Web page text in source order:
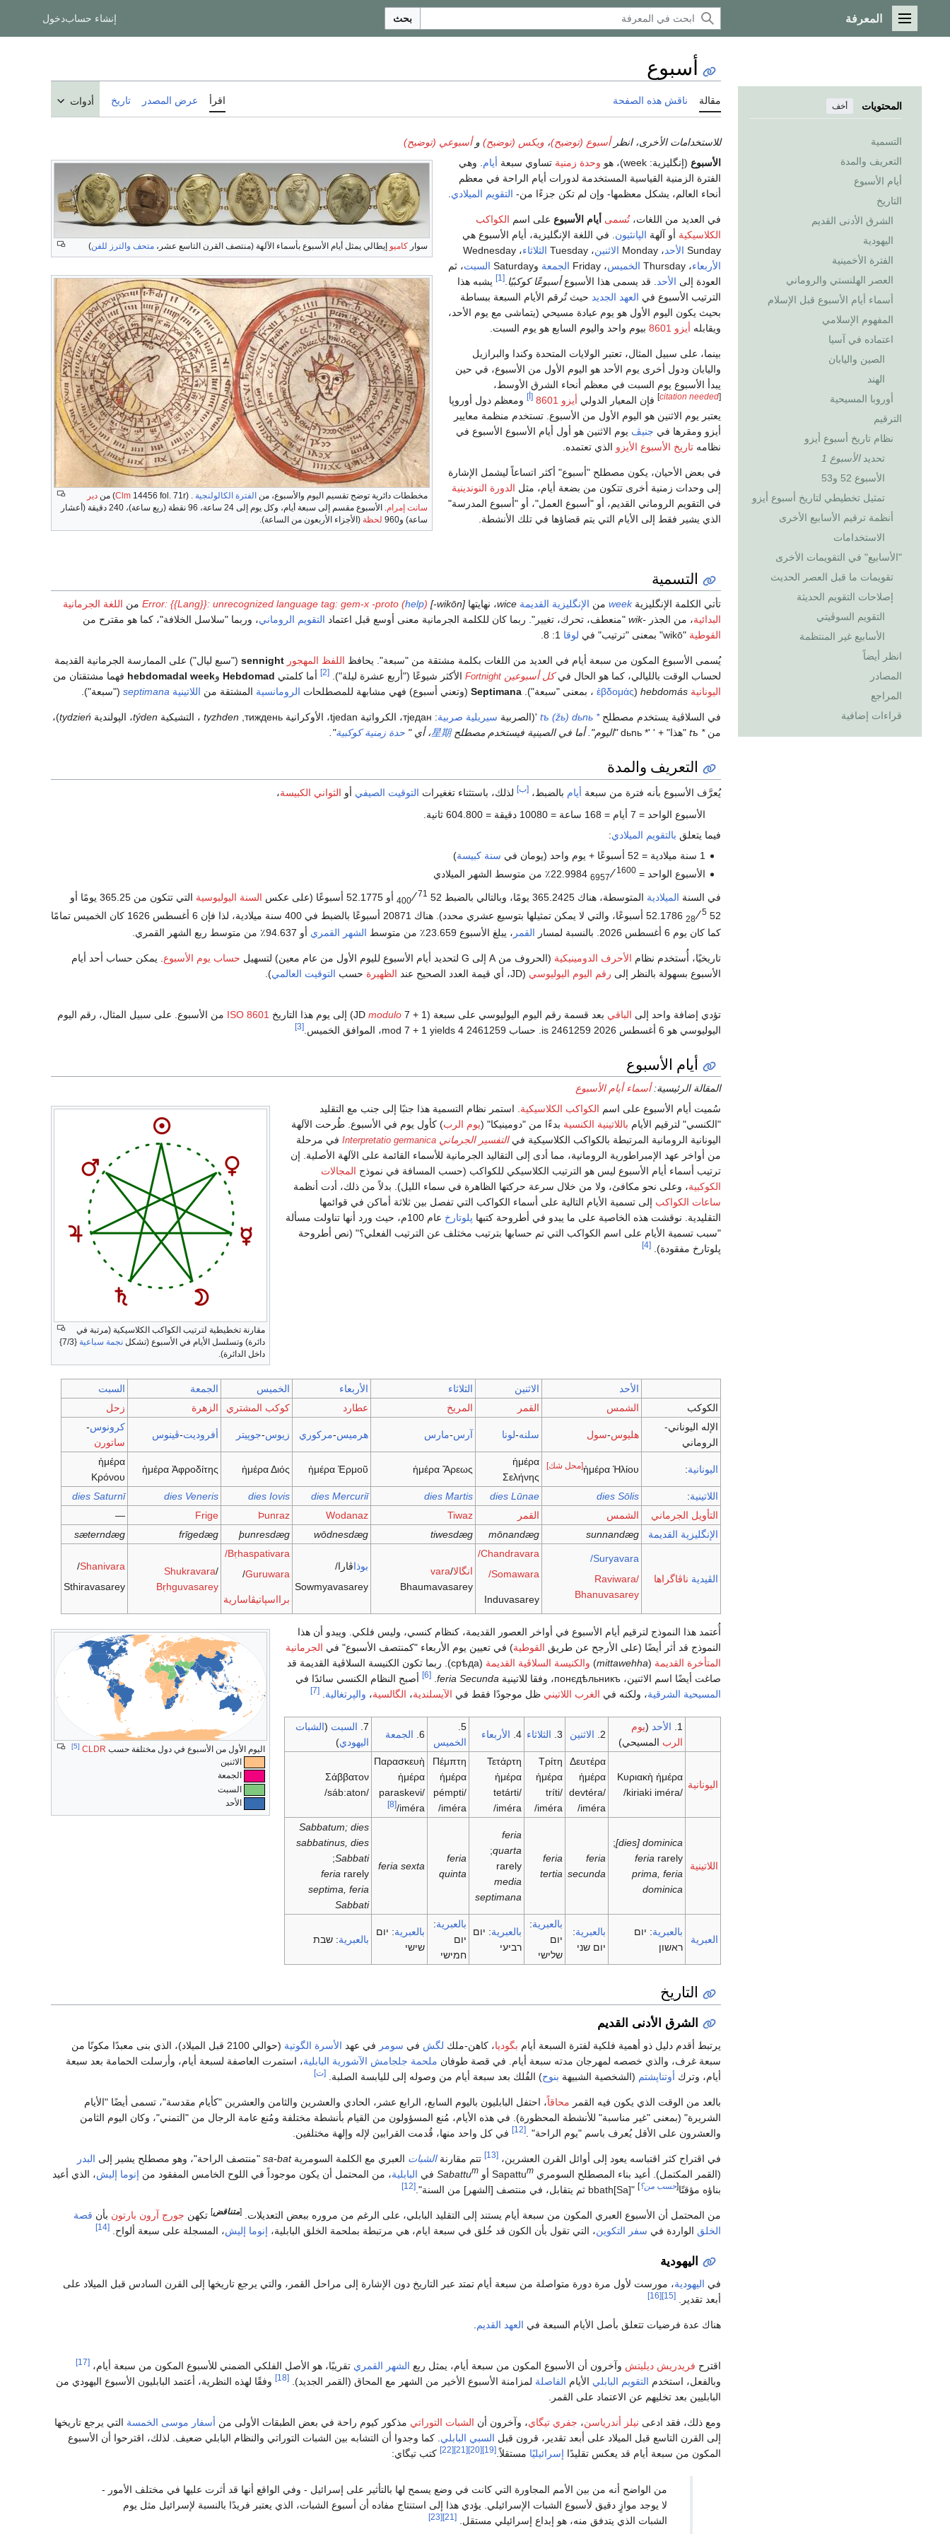
القائمة الرئيسية
المعرفة بحث إنشاء حسابدخول
المحتويات أخف
التسمية
التعريف والمدة
أيام الأسبوع
التاريخ
الشرق الأدنى القديم
اليهودية
الفترة الأخمينية
العصر الهلنستي والروماني
أسماء أيام الأسبوع قبل الإسلام
المفهوم الإسلامي
اعتماده في آسيا
الصين واليابان
الهند
أوروبا المسيحية
الترقيم
نظام تاريخ أسبوع أيزو
تحديدالأسبوع 1
الأسبوع 52 و53
تمثيل تخطيطي لتاريخ أسبوع أيزو
أنظمة ترقيم الأسابيع الأخرى
الاستخدامات
"الأسابيع" في التقويمات الأخرى
تقويمات ما قبل العصر الحديث
إصلاحات التقويم الحديثة
التقويم السوڤيتي
الأسابيع غير المنتظمة
انظر أيضاً
المصادر
المراجع
قراءات إضافية
أسبوع
مقالة ناقش هذه الصفحة اقرأ عرض المصدر تاريخ أدوات
للاستخدامات الأخرى، انظرأسبوع (توضيح)، ويكس (توضيح) وأسبوعي (توضيح)
سوار كاميو إيطالي يمثل أيام الأسبوع بأسماء الآلهة (منتصف القرن التاسع عشر، متحف والترز للفن)
مخططات دائرية توضح تقسيم اليوم والأسبوع، من الفترة الكالولنجية . (
Clm 14456 fol. 71r) من
دير
سانت إمرام
. الأسبوع مقسم إلى سبعة أيام، وكل يوم إلى 24 ساعة، 96 نقطة (ربع ساعة)، 240 دقيقة (أعشار
ساعة) و960
لحظة (الأجزاء الأربعون من الساعة).
الأسبوع (إنگليزية: week)، هو وحدة زمنية تساوي سبعة أيام . وهي
الفترة الزمنية القياسية المستخدمة لدورات أيام الراحة في معظم
أنحاء العالم، يشكل معظمها- وإن لم تكن جزءًا من- التقويم الميلادي
في العديد من اللغات،تُسمى أيام الأسبوع على اسم الكواكب
الكلاسيكية أو آلهة الپانثيون . في اللغة الإنگليزية، أيام الأسبوع هي
Sunday الأحد، Monday الاثنين، Tuesday الثلاثاء، Wednesday
الأربعاء، Thursday الخميس، Friday الجمعة وSaturday السبت، ثم
العودة إلى الأحد . قد يسمى هذا الأسبوعأسبوعًا كوكبيًا [1]
يشبه هذا
الترتيب الأسبوع في العهد الجديد حيث تُرقم الأيام السبعة ببساطة
بحيث يكون اليوم الأول هو يوم عبادة مسيحي (يتماشى مع يوم الأحد،
ويقابله أيزو 8601 بيوم واحد واليوم السابع هو يوم السبت.
بينما، على سبيل المثال، تعتبر الولايات المتحدة وكندا والبرازيل
واليابان ودول أخرى يوم الأحد هو اليوم الأول من الأسبوع، في حين
يبدأ الأسبوع يوم السبت في معظم أنحاء الشرق الأوسط،
[
citation needed
] فإن المعيار الدولي أيزو 8601 [أ] ومعظم دول أوروپا
يعتبر يوم الاثنين هو اليوم الأول من الأسبوع. تستخدم منظمة معايير
أيزو ومقرها في جنيڤ يوم الاثنين هو أول أيام الأسبوع الأسبوع في
نظامه تاريخ الأسبوع الأيزو الذي تعتمده.
في بعض الأحيان، يكون مصطلح "أسبوع" أكثر اتساعاً ليشمل الإشارة
إلى وحدات زمنية أخرى تتكون من بضعة أيام، مثل الدورة النوندينية
في التقويم الروماني القديم، أو "أسبوع العمل"، أو "أسبوع المدرسة"
الذي يشير فقط إلى الأيام التي يتم قضاؤها في تلك الأنشطة.
التسمية
تأتي الكلمة الإنگليزيةweek من الإنگليزية القديمة wice، نهايتها [wikōn-]
Error: {{Lang}}: unrecognized language tag: gem-x -proto (help) من اللغة الجرمانية
البدائية، من الجذر wik- "منعطف، تحرك، تغيير". ربما كان للكلمة الجرمانية معنى أوسع قبل اعتماد التقويم الروماني، وربما "سلاسل الخلافة"، كما هو مقترح من
القوطية "wikō" بمعنى "ترتيب" في لوقا
يُسمى الأسبوع المكون من سبعة أيام في العديد من اللغات بكلمة مشتقة من "سبعة". يحافظ اللفظ المهجور sennight ("سبع ليال") على الممارسة الجرمانية القديمة
لحساب الوقت بالليالي، كما هو الحال فيكل أسبوعين Fortnight الأكثر شيوعًا ("أربع عشرة ليلة"). [2] أما كلمتي Hebdomad وhebdomadal week فهما مشتقتان من
اليونانية hebdomás
(
ἑβδομάς ، بمعنى "سبعة"). Septimana (وتعني أسبوع) فهي مشابهة للمصطلحات الرومانسية المشتقة من اللاتينية septimana ("سبعة").
في السلاڤية يستخدم مصطلح* tъ (žь) dьnь '(الصربية سيريلية صربية:
тједан، الكرواتية tjedan، الأوكرانية тиждень
,
tyzhden ، التشيكية týden، الپولندية tydzień)،
من* tъ "هذا" + ' '* dьnь "اليوم". أما في الصينية فيستخدم مصطلح星期، أي " حدة زمنية كوكبية".
التعريف والمدة
يُعرَّف الأسبوع بأنه فترة من سبعة أيام بالضبط، [ب] لذلك، باستثناء تغغيرات التوقيت الصيفي أو الثواني الكبيسة،
الأسبوع الواحد = 7 أيام = 168 ساعة = 10080 دقيقة = 604.800 ثانية.
فيما يتعلق بالتقويم الميلادي:
1 سنة ميلادية = 52 أسبوعًا + يوم واحد (يومان في
سنة كبيسة)
الأسبوع الواحد =1600
⁄
6957 22.9984٪ من متوسط الشهر الميلادي
في السنة الميلادية المتوسطة، هناك 365.2425 يومًا، وبالتالي بالضبط 52
71
⁄
400 أو 52.1775 أسبوعًا (على عكس السنة اليوليوسية التي تتكون من 365.25 يومًا أو
52
5
⁄
28
52.1786 أسبوعًا، والتي لا يمكن تمثيلها بتوسيع عشري محدد). هناك 20871 أسبوعًا بالضبط في 400 سنة ميلادية، لذا فإن 6 أغسطس 1626 كان الخميس تمامًا
كما كان يوم 6 أغسطس 2026. بالنسبة لمسار
القمر ، يبلغ الأسبوع 23.659٪ من متوسط الشهر القمري أو 94.637٪ من متوسط ربع الشهر القمري.
تاريخيًا، أُستخدم نظام الأحرف الدومينيكية (الحروف من A إلى G لتحديد أيام الأسبوع لليوم الأول من عام معين) لتسهيل حساب يوم الأسبوع . يمكن حساب أحد أيام
الأسبوع بسهولة بالنظر إلى رقم اليوم اليوليوسي (JD، أي قيمة العدد الصحيح عند الظهيرة حسب التوقيت العالمي).
تؤدي إضافة واحد إلى الباقي بعد قسمة رقم اليوم اليوليوسي على سبعة (JD modulo 7 + 1) إلى يوم هذا التاريخ ISO 8601 من الأسبوع. على سبيل المثال، رقم اليوم
اليوليوسي هو 6 أغسطس 2026 is 2461259. حساب
2461259 mod 7 + 1 yields 4، الموافق الخميس. [3]
أيام الأسبوع
المقالة الرئيسية:أسماء أيام الأسبوع
مقارنة تخطيطية لترتيب الكواكب الكلاسيكية (مرتبة في
دائرة) وتسلسل الأيام في الأسبوع (تشكل نجمة سباعية
{7/3}
داخل الدائرة).
سُميت أيام الأسبوع على اسم الكواكب الكلاسيكية. استمر نظام التسمية هذا جنبًا إلى جنب مع التقليد
"الكنسي" لترقيم الأيام باللاتينية الكنسية بدءًا من "دومينيكا" (يوم الرب) كأول يوم في الأسبوع. طُرحت الآلهة
اليونانية الرومانية المرتبطة بالكواكب الكلاسيكية فيالتفسير الجرماني Interpretatio germanica في مرحلة
من أواخر عهد الإمبراطورية الرومانية، مما أدى إلى التقاليد الجرمانية للأسماء القائمة على الآلهة الأصلية. إن
ترتيب أسماء أيام الأسبوع ليس هو الترتيب الكلاسيكي للكواكب (حسب المسافة في نموذج المجالات
الكوكبية، وعلى نحو مكافئ، ولا من خلال سرعة حركتها الظاهرة في سماء الليل). بدلاً من ذلك، أدت أنظمة
ساعات الكواكب إلى تسمية الأيام التالية على أسماء الكواكب التي تفصل بين ثلاثة أماكن في قوائمها
التقليدية. نوقشت هذه الخاصية على ما يبدو في أطروحة كتبها پلوتارخ
عام 100م، حيث ورد أنها تناولت مسألة
"سبب تسمية الأيام على اسم الكواكب التي تم حسابها بترتيب مختلف عن الترتيب الفعلي؟" (نص أطروحة
پلوتارخ مفقودة). [4]
الأحد الاثنين الثلاثاء الأربعاء الخميس الجمعة
السبت
الكوكب
الشمس القمر المريخ عطارد كوكب المشتري الزهرة
زحل
الإله اليوناني-
الروماني
هليوس-سول سلنه-لونا آرس-مارس هرميس-مركوري زيوس-جوپيتر أفروديت-ڤينوس
كرونوس-
ساتورن
اليونانية:
ἡμέρα Ἡλίου[محل شك]
ἡμέρα
Σελήνης
ἡμέρα Ἄρεως
ἡμέρα Ἑρμοῦ
ἡμέρα Διός
ἡμέρα Ἀφροδίτης
ἡμέρα
Κρόνου
اللاتينية:
dies Sōlis
dies Lūnae
dies Martis
dies Mercuriī
dies Iovis
dies Veneris
dies Saturnī
التأويل الجرماني
الشمس القمر Tiwaz
Wodanaz
Þunraz
Frige
—
الإنگليزية القديمة
sunnandæg
mōnandæg
tiwesdæg
wōdnesdæg
þunresdæg
frīgedæg
sæterndæg
الڤيدية ناڤاگراها
Suryavara/
Raviwara/
Bhanuvasarey
Chandravara/
Somawara/
Induvasarey
انگالاvara/
Bhaumavasarey
بوذاڤارا/
Sowmyavasarey
Bṛhaspativara/
Guruwara
/
برااسپاتيڤاسارية
Shukravara/
Bṛhguvasarey
Shanivara
/
Sthiravasarey
اليوم الأول من الأسبوع في دول مختلفة حسب CLDR
[5]
الاثنين
الجمعة
السبت
الأحد
أُعتمد هذا النموذج لترقيم أيام الأسبوع في أواخر العصور القديمة، كنظام كنسي، وليس فلكي. ويبدو أن هذا
النموذج قد أثر أيضًا (على الأرجح عن طريق القوطية) في تعيين يوم الأربعاء "كمنتصف الأسبوع" في الجرمانية
المتأخرة القديمة (
mittawehha
) والكنيسة السلاڤية القديمة (
срѣда). ربما تكون الكنيسة السلاڤية القديمة قد
صاغت أيضًا اسم الاثنين، понєдѣльникъ، وفقا للاتينية feria Secunda
[6]
أصبح النظام الكنسي سائدًا في
المسيحية الشرقية، ولكنه في الغرب اللاتيني ظل موجودًا فقط في الآيسلندية، الگالسية، والپرتغالية [7]
1. الأحد (يوم
الرب المسيحي)
2. الاثنين 3. الثلاثاء 4. الأربعاء
5.
الخميس
6. الجمعة
7. السبت (الشبات
اليهودي)
اليونانية
Κυριακὴ ἡμέρα
/kiriaki iméra/
Δευτέρα
ἡμέρα
/devtéra
iméra/
Τρίτη
ἡμέρα
/tríti
iméra/
Τετάρτη
ἡμέρα
/tetárti
iméra/
Πέμπτη
ἡμέρα
/pémpti
iméra/
Παρασκευὴ
ἡμέρα
/paraskevi
iméra/
[8]
Σάββατον
/sáb:aton/
اللاتينية
[dies] dominica
;
rarely
feria
prima, feria
dominica
feria
secunda
feria
tertia
feria
quarta
;
rarely
media
septimana
feria
quinta
feria sexta
Sabbatum; dies
sabbatinus, dies
Sabbati
;
rarely
feria
septima, feria
Sabbati
العبرية
بالعبرية: יום
ראשון
بالعبرية:
יום שני
بالعبرية:
יום
שלישי
بالعبرية: יום
רביעי
بالعبرية:
יום
חמישי
بالعبرية: יום
שישי
بالعبرية: שבת
التاريخ
الشرق الأدنى القديم
يرتبط أقدم دليل ذو أهمية فلكية لفترة السبعة أيام بگوديا، كاهن-ملك لگش في سومر في عهد الأسرة الگوتية
(حوالي 2100 قبل الميلاد)، الذي بنى معبدًا مكونًا من
سبعة غرف، والذي خصصه لمهرجان مدته سبعة أيام. في قصة طوفان ملحمة جلجامش الآشورية البابلية، استمرت العاصفة لسبعة أيام، وأرسلت الحمامة بعد سبعة
أيام، وترك أوتناپشتم (الشخصية الشبيهة بنوح) الفُلك بعد سبعة أيام من وصوله إلى لليابسة الصلبة. [ت]
بالعد من الوقت الذي يكون فيه القمر محاقاً، احتفل البابليون باليوم السابع، الرابع عشر، الحادي والعشرين والثامن والعشرين "كأيام مقدسة"، تسمى أيضًا "الأيام
الشريرة" (بمعنى "غير مناسبة" للأنشطة المحظورة). في هذه الأيام، مُنع المسؤولون من القيام بأنشطة مختلفة ومُنع عامة الرجال من "التمني"، وكان اليوم الثامن
والعشرون على الأقل يُعرف باسم "يوم الراحة" .[12] في كل واحد منها، قُدمت القرابين لإله وإلهة مختلفين.
في اقتراح كثر اقتباسه يعود إلى أوائل القرن العشرين، [13] تتم مقارنةالشبات العبري مع الكلمة السومريةsa-bat "منتصف الراحة"، وهو مصطلح يشير إلى البدر
(القمر المكتمل). أعيد بناء المصطلح السومري Sapattu m أو Sabattum في البابلية، من المحتمل أن يكون موجوداً في اللوح الخامس المفقود من إنوما إليش، الذي أعيد
بناؤه مؤقتًا[حسب من؟] "[Sa]bbath ثم يتقابل، في منتصف [الشهر] من السنة". [12]
من المحتمل أن الأسبوع العبري المكون من سبعة أيام يستند إلى التقليد البابلي، على الرغم من مروره ببعض التعديلات. [متناقض] تكهن جورج آرون بارتون بأن قصة
الخلق الواردة في سفر التكوين، التي تقول بأن الكون قد خُلق في سبعة ايام، هي مرتبطة بملحمة الخلق البابلية، إنوما إليش، المسجلة على سبعة ألواح. [14]
اليهودية
في اليهودية، مورست لأول مرة دورة متواصلة من سبعة أيام تمتد عبر التاريخ دون الإشارة إلى مراحل القمر، والتي يرجع تاريخها إلى القرن السادس قبل الميلاد على
أبعد تقدير.
[15]
[16]
هناك عدة فرضيات تتعلق بأصل الأيام السبعة في العهد القديم
اقترح فريدريش ديليتش وآخرون أن الأسبوع المكون من سبعة أيام، يمثل ربع الشهر القمري تقريبًا، هو الأصل الفلكي الضمني للأسبوع المكون من سبعة أيام، [17]
وبالفعل، استخدم التقويم البابلي الأيام الفاصلة لمزامنة الأسبوع الأخير من الشهر مع المحاق (القمر الجديد). [18]
وفقًا لهذه النظرية، أعتمد البابليون الأسبوع اليهودي من
البابليين بعد تخليهم عن الاعتماد على القمر.
ومع ذلك، فقد ادعى نيلز أندرياسن، جفري تيگاي، وآخرون أن الشبات التوراتي مذكور كيوم راحة في بعض الطبقات الأولى من أسفار موسى الخمسة التي يرجع تاريخها
إلى القرن التاسع قبل الميلاد على أبعد تقدير، قرون قبل السبي البابلي . كما وجدوا أن التشابه بين الشبات التوراتي والنظام البابلي ضعيف. لذلك، اقترحوا أن الأسبوع
المكون من سبعة أيام قد يعكس تقليدًا إسرائيليًا مستقلاً. [19]
[20]
[21]
[22] كتب تيگاي:
من الواضح أنه من بين الأمم المجاورة التي كانت في وضع يسمح لها بالتأثير على إسرائيل - وفي الواقع أنها قد أثرت عليها في مختلف الأمور -
لا يوجد موازٍ دقيق لأسبوع الشبات الإسرائيلي. يؤدي هذا إلى استنتاج مفاده أن أسبوع الشبات، الذي يعتبر فريدًا بالنسبة لإسرائيل مثل يوم
الشبات الذي يتدفق منه، هو إبداع إسرائيلي مستقل.
[21]
[23]